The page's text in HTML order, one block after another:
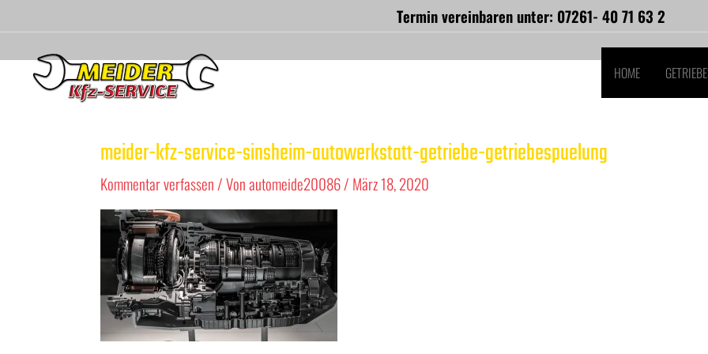
Termin vereinbaren unter: 07261- 40 71 63 2
HOME
meider-kfz-service-sinsheim-autowerkstatt-getriebe-getriebespuelung
Kommentar verfassen/ Vonautomeide20086/ März 18, 2020